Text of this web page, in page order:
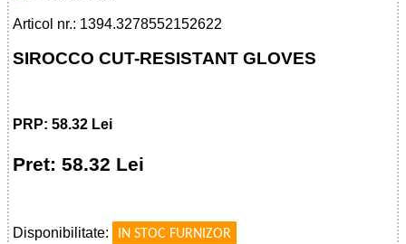
Articol nr.: 1394.3278552152622
SIROCCO CUT-RESISTANT GLOVES
PRP: 58.32 Lei
Pret: 58.32 Lei
Disponibilitate:
IN STOC FURNIZOR